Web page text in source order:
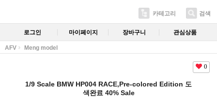
카테고리 검색
로그인 마이페이지 장바구니 관심상품
AFV Meng model
0
1/9 Scale BMW HP004 RACE,Pre-colored Edition 도
색완료 40% Sale